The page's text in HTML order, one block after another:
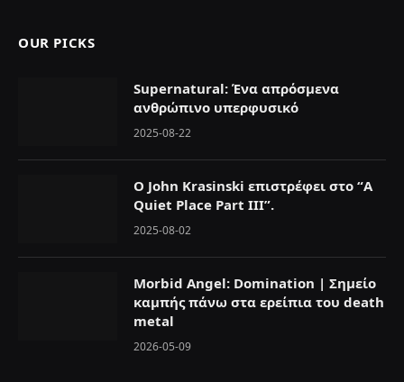
OUR PICKS
Supernatural: Ένα απρόσμενα
ανθρώπινο υπερφυσικό
2025-08-22
Ο John Krasinski επιστρέφει στο “A
Quiet Place Part III”.
2025-08-02
Morbid Angel: Domination | Σημείο
καμπής πάνω στα ερείπια του death
metal
2026-05-09